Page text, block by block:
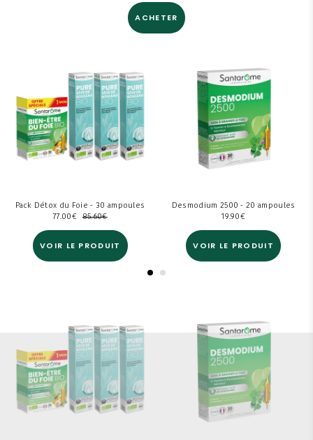
ACHETER
Pack Détox du Foie - 30 ampoules
€
85.60
€
77.00
VOIR LE PRODUIT
Desmodium 2500 - 20 ampoules
€
19.90
VOIR LE PRODUIT